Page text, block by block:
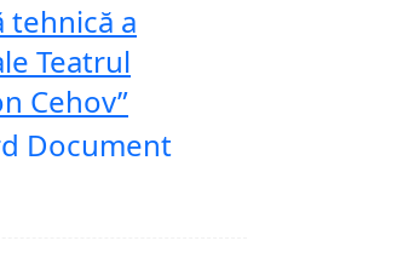
tehnică a
Teatrul
Cehov”